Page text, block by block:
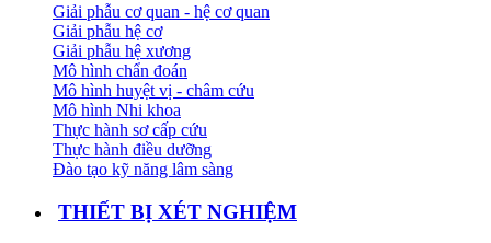
Giải phẫu cơ quan - hệ cơ quan
Giải phẫu hệ cơ
Giải phẫu hệ xương
Mô hình chẩn đoán
Mô hình huyệt vị - châm cứu
Mô hình Nhi khoa
Thực hành sơ cấp cứu
Thực hành điều dưỡng
Đào tạo kỹ năng lâm sàng
THIẾT BỊ XÉT NGHIỆM